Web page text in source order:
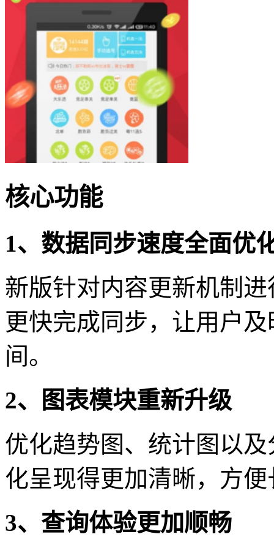
核心功能
1、数据同步速度全面优
新版针对内容更新机制
更快完成同步，让用户
间。
2、图表模块重新升级
优化趋势图、统计图以
化呈现得更加清晰，方
3、查询体验更加顺畅